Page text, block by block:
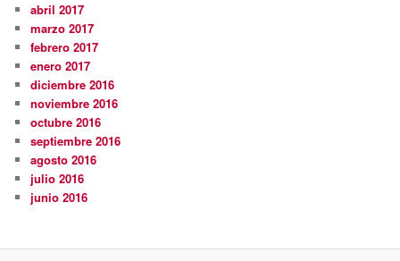
abril 2017
marzo 2017
febrero 2017
enero 2017
diciembre 2016
noviembre 2016
octubre 2016
septiembre 2016
agosto 2016
julio 2016
junio 2016